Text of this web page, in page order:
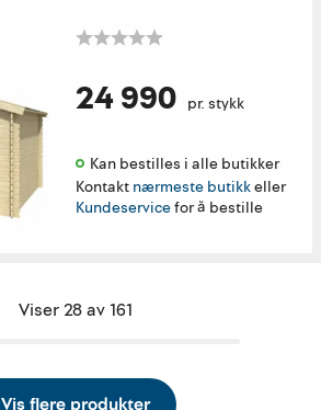
24 990 pr. stykk
Kan bestilles i alle butikker
Kontakt nærmeste butikkeller
Kundeservicefor å bestille
Viser 28 av 161
Vis flere produkter